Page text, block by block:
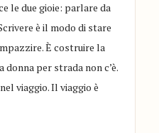
le due gioie: parlare da
è il modo di stare
È costruire la
per strada non c’è.
viaggio. Il viaggio è